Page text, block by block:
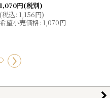
1,070円(税別)
(税込: 1,156円)
希望小売価格: 1,070円